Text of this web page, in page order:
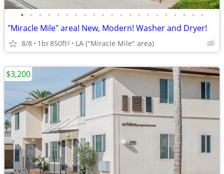
• • • • • • • • • • • • • • • • • • • • •
"Miracle Mile" area! New, Modern! Washer and Dryer!
8/8 1br850ft2 LA ("Miracle Mile" area)
$3,200